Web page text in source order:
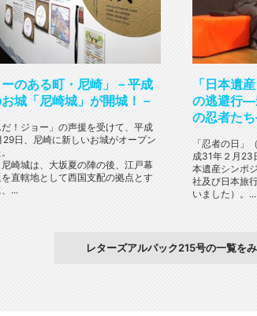
ーのある町・尼崎」－平成
城「尼崎城」が開城！－
だ！ジョー」の声援を受けて、平成
29日、尼崎に新しいお城がオープン
尼崎城は、大坂夏の陣の後、江戸幕
直轄地として西国支配の拠点とす
...
「日本遺
の逃避行―
の忍者た
「忍者の日」
成31年２月23
本遺産シンポ
社及び日本旅
いました）。...
レターズアルパック215号の一覧を